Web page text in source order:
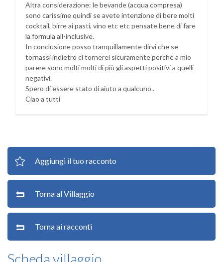
Aggiungi il tuo racconto
Torna al Villaggio
Torna ai racconti
Scheda villaggio
Altra considerazione: le bevande (acqua compresa)
sono carissime quindi se avete intenzione di bere molti
cocktail, birre ai pasti, vino etc etc pensate bene di fare
la formula all-inclusive.
In conclusione posso tranquillamente dirvi che se
tornassi indietro ci tornerei sicuramente perché a mio
parere sono molti molti di più gli aspetti positivi a quelli
negativi.
Spero di essere stato di aiuto a qualcuno..
Ciao a tutti